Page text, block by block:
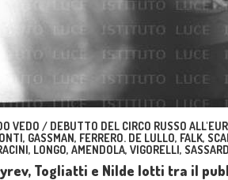
VEDO / DEBUTTO DEL CIRCO RUSSO
GASSMAN, FERRERO. DE LULLO, FALK,
LONGO, AMENDOLA, VIGORELLI,
Togliatti e Nilde Iotti tra il